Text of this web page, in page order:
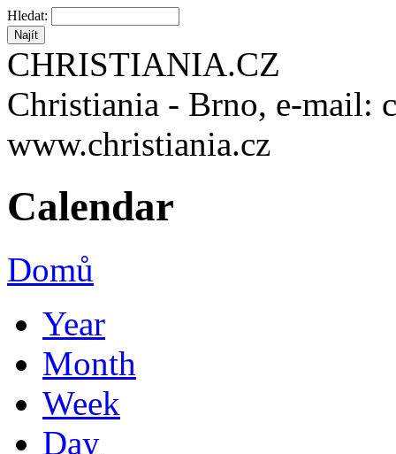
Hledat:
CHRISTIANIA.CZ
Christiania - Brno, e-mail:
www.christiania.cz
Calendar
Domů
Year
Month
Week
Day